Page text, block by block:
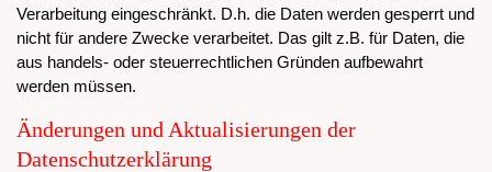
Verarbeitung eingeschränkt. D.h. die Daten werden gesperrt und
nicht für andere Zwecke verarbeitet. Das gilt z.B. für Daten, die
aus handels- oder steuerrechtlichen Gründen aufbewahrt
werden müssen.
Änderungen und Aktualisierungen der
Datenschutzerklärung